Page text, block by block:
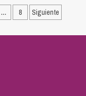
… 8 Siguiente